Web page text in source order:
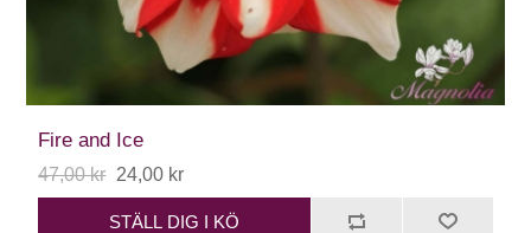
Fire and Ice
47,00 kr 24,00 kr
STÄLL DIG I KÖ